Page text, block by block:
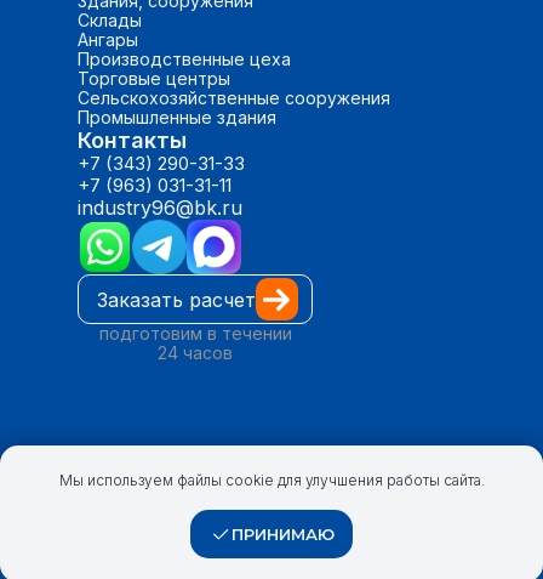
Склады
Ангары
Производственные цеха
Торговые центры
Сельскохозяйственные сооружения
Промышленные здания
Контакты
+7 (343) 290-31-33
+7 (963) 031-31-11
industry96@bk.ru
Заказать расчет
подготовим в течении
24 часов
Мы используем файлы cookie для улучшения работы сайта.
ПРИНИМАЮ